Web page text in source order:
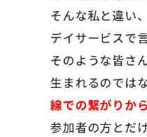
そんな私と違い
デイサービスで
そのような皆さ
生まれるのでは
線での繋がりか
参加者の方とだ